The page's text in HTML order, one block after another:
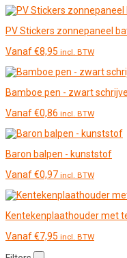
PV Stickers zonnepaneel
Vanaf€8,95 incl. BTW
Bamboe pen - zwart
Vanaf€0,86 incl. BTW
Baron balpen - kunststof
Vanaf€0,97 incl. BTW
Kentekenplaathouder met
Vanaf€7,95 incl. BTW